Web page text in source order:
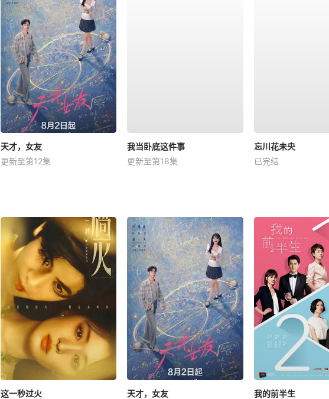
天才，女友
更新至第12集
我当卧底这件事
更新至第18集
忘川花未央
已完结
这一秒过火
天才，女友
我的前半生